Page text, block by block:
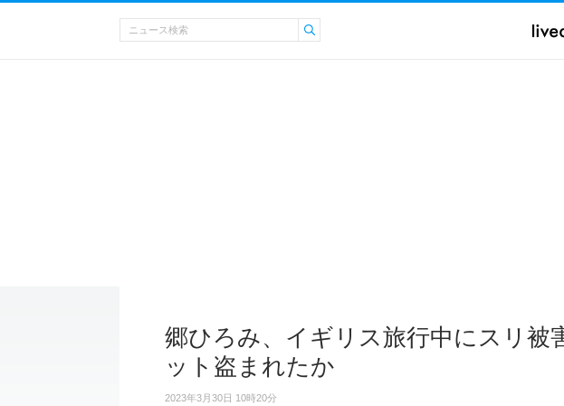
郷ひろみ、イギリス旅行中にスリ被
ット盗まれたか
2023年3月30日 10時20分